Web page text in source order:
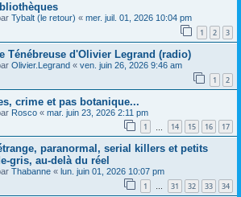
Tybalt (le retour) « mer. juil. 01, 2026 10:04 pm
1 2 3
Ténébreuse d'Olivier Legrand (radio)
Olivier.Legrand « ven. juin 26, 2026 9:46 am
1 2
crime et pas botanique...
Rosco « mar. juin 23, 2026 2:11 pm
1 14 15 16 17
paranormal, serial killers et petits
gris, au-delà du réel
Thabanne « lun. juin 01, 2026 10:07 pm
1 … 31 32 33 34